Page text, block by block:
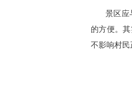
景区应
的方便。
不影响村民